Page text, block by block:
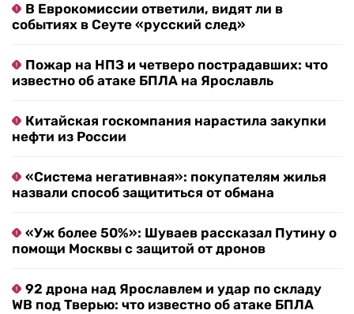
В Еврокомиссии ответили, видят ли в
событиях в Сеуте «русский след»
Пожар на НПЗ и четверо пострадавших: что
известно об атаке БПЛА на Ярославль
Китайская госкомпания нарастила закупки
нефти из России
«Система негативная»: покупателям жилья
назвали способ защититься от обмана
«Уж более 50%»: Шуваев рассказал Путину о
помощи Москвы с защитой от дронов
92 дрона над Ярославлем и удар по складу
WB под Тверью: что известно об атаке БПЛА